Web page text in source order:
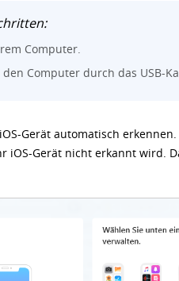
Computer.
Computer durch das USB-
Gerät automatisch
iOS-Gerät nicht erkannt wird.